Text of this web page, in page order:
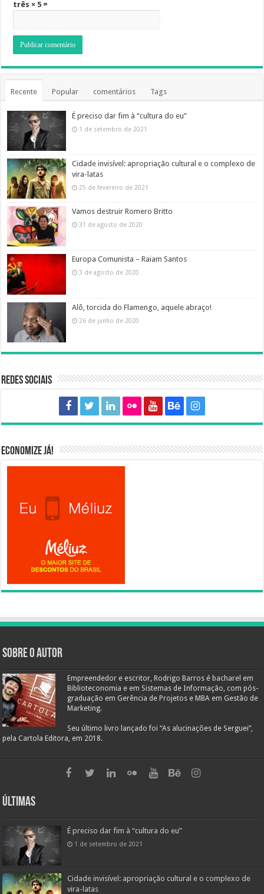
três × 5 =
Recente Popular comentários Tags
É preciso dar fim à “cultura do eu”
1 de setembro de 2021
Cidade invisível: apropriação cultural e o complexo de
vira-latas
25 de fevereiro de 2021
Vamos destruir Romero Britto
31 de agosto de 2020
Europa Comunista – Raiam Santos
3 de agosto de 2020
Alô, torcida do Flamengo, aquele abraço!
26 de junho de 2020
Redes sociais
Economize já!
Sobre o autor
Empreendedor e escritor, Rodrigo Barros é bacharel em
Biblioteconomia e em Sistemas de Informação, com pós-
graduação em Gerência de Projetos e MBA em Gestão de
Marketing.
Seu último livro lançado foi “As alucinações de Serguei”,
pela Cartola Editora, em 2018.
Últimas
É preciso dar fim à “cultura do eu”
1 de setembro de 2021
Cidade invisível: apropriação cultural e o complexo de
vira-latas